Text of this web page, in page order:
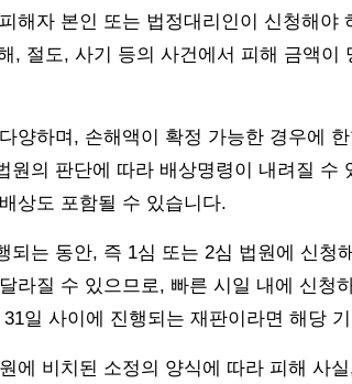
해자 본인 또는 법정대리인이 신청해야
, 절도, 사기 등의 사건에서 피해 금액이
양하며, 손해액이 확정 가능한 경우에
원의 판단에 따라 배상명령이 내려질 수
상도 포함될 수 있습니다.
되는 동안, 즉 1심 또는 2심 법원에 신청
라질 수 있으므로, 빠른 시일 내에 신청
일 사이에 진행되는 재판이라면 해당
에 비치된 소정의 양식에 따라 피해 사